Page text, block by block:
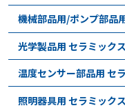
機械部品用/ポンプ部品
光学製品用 セラミックス
温度センサー部品用 セ
照明器具用 セラミックス